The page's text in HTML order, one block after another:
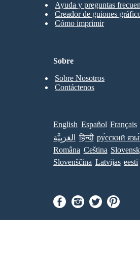
Ayuda y preguntas
Creador de guiones
Cómo imprimir
Sobre
Sobre Nosotros
Contáctenos
English Español Français
العَرَبِيَّة
हिन्दी ру́сский
Româna Ceština
Slovenščina Latvijas eesti